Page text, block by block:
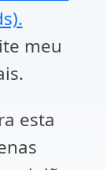
meu
esta